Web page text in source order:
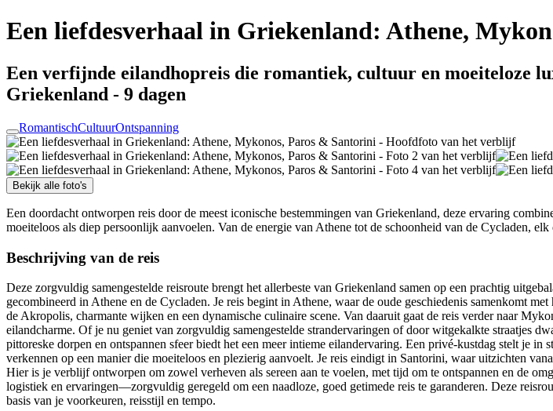
Een liefdesverhaal in Griekenland: Athene,
Een verfijnde eilandhopreis die romantiek, cultuur en moeiteloze
Griekenland - 9 dagen
RomantischCultuurOntspanning
Bekijk alle foto's
Een doordacht ontworpen reis door de meest iconische bestemmingen van Griekenland, deze ervaring
moeiteloos als diep persoonlijk aanvoelen. Van de energie van Athene tot de schoonheid van de Cycladen,
Beschrijving van de reis
Deze zorgvuldig samengestelde reisroute brengt het allerbeste van Griekenland samen op een prachtig
gecombineerd in Athene en de Cycladen. Je reis begint in Athene, waar de oude geschiedenis samenkomt
de Akropolis, charmante wijken en een dynamische culinaire scene. Van daaruit gaat de reis verder naar
eilandcharme. Of je nu geniet van zorgvuldig samengestelde strandervaringen of door witgekalkte straatjes
pittoreske dorpen en ontspannen sfeer biedt het een meer intieme eilandervaring. Een privé-kustdag stelt je
verkennen op een manier die moeiteloos en plezierig aanvoelt. Je reis eindigt in Santorini, waar uitzichten
Hier is je verblijf ontworpen om zowel verheven als sereen aan te voelen, met tijd om te ontspannen en de
logistiek en ervaringen—zorgvuldig geregeld om een naadloze, goed getimede reis te garanderen. Deze
basis van je voorkeuren, reisstijl en tempo.